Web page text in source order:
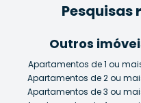
Pesquisas
Outros
Apartamentos de 1 ou
Apartamentos de 2 ou
Apartamentos de 3 ou